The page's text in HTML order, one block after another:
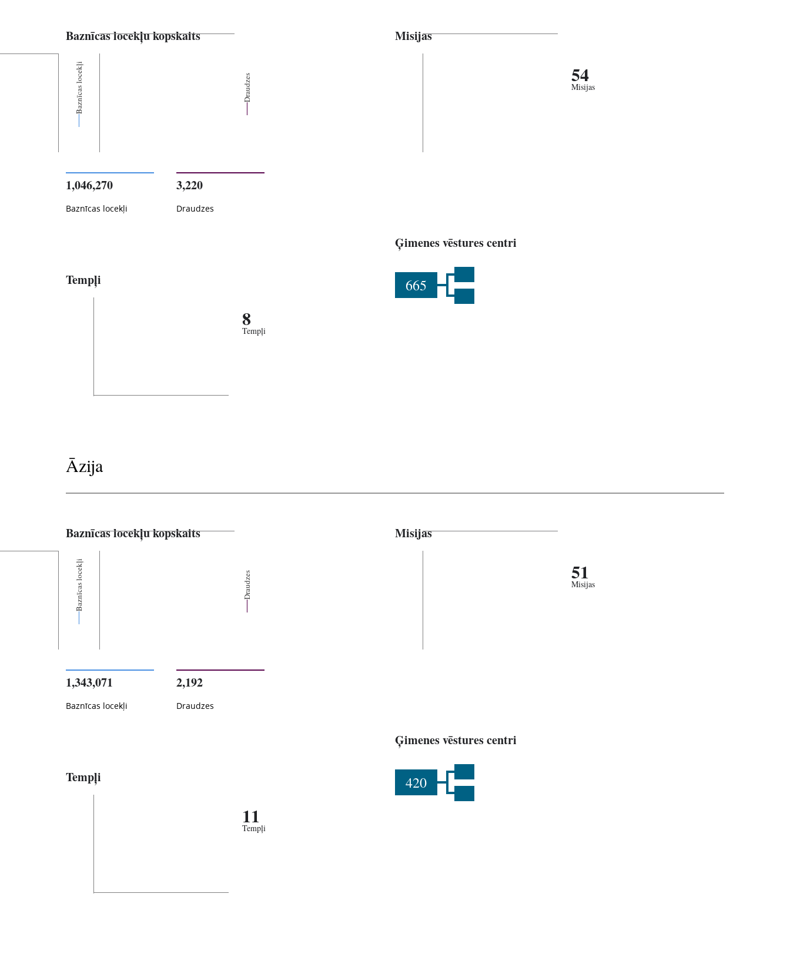
Baznīcas locekļu kopskaits
Baznīcas locekļi Draudzes
1,046,270
Baznīcas locekļi
3,220
Draudzes
Misijas
54
Misijas
Ģimenes vēstures centri
665
Tempļi
8
Tempļi
Āzija
Baznīcas locekļu kopskaits
Baznīcas locekļi Draudzes
1,343,071
Baznīcas locekļi
2,192
Draudzes
Misijas
51
Misijas
Ģimenes vēstures centri
420
Tempļi
11
Tempļi